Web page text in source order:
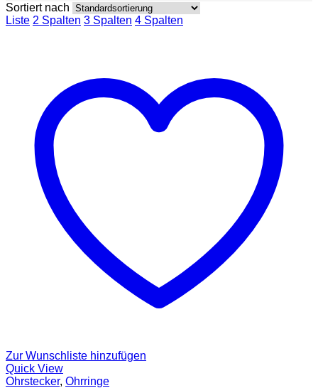
Sortiert nach
Liste 2 Spalten 3 Spalten 4 Spalten
Zur Wunschliste hinzufügen
Quick View
Ohrstecker, Ohrringe